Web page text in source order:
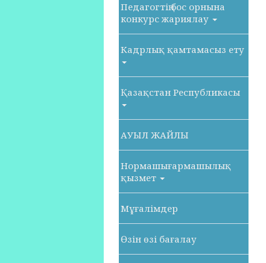
Педагогтің бос орнына
конкурс жариялау
Кадрлық қамтамасыз ету
Қазақстан Республикасы
АУЫЛ ЖАЙЛЫ
Нормашығармашылық
қызмет
Мұғалімдер
Өзін өзі бағалау